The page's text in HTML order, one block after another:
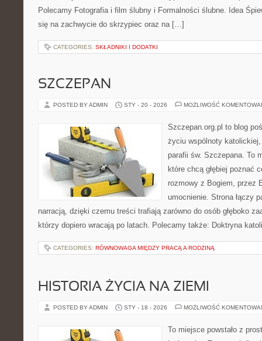
Polecamy Fotografia i film ślubny i Formalności ślubne. Idea
się na zachwycie do skrzypiec oraz na […]
CATEGORIES: SKŁADNIKI I DODATKI
SZCZEPAN
POSTED BY ADMIN STY - 20 - 2026 MOŻLIWOŚĆ
Szczepan.org.pl to blog
życiu wspólnoty
parafii św. Szczepana. To
które chcą głębiej poznać
rozmowy z Bogiem, przez
umocnienie. Strona łączy
narracją, dzięki czemu treści trafiają zarówno do osób głęboko
którzy dopiero wracają po latach. Polecamy także: Doktryna
CATEGORIES: RÓWNOWAGA MIĘDZY PRACĄ A RODZINĄ
HISTORIA ŻYCIA NA ZIEMI
POSTED BY ADMIN STY - 18 - 2026 MOŻLIWOŚĆ
To miejsce powstało z